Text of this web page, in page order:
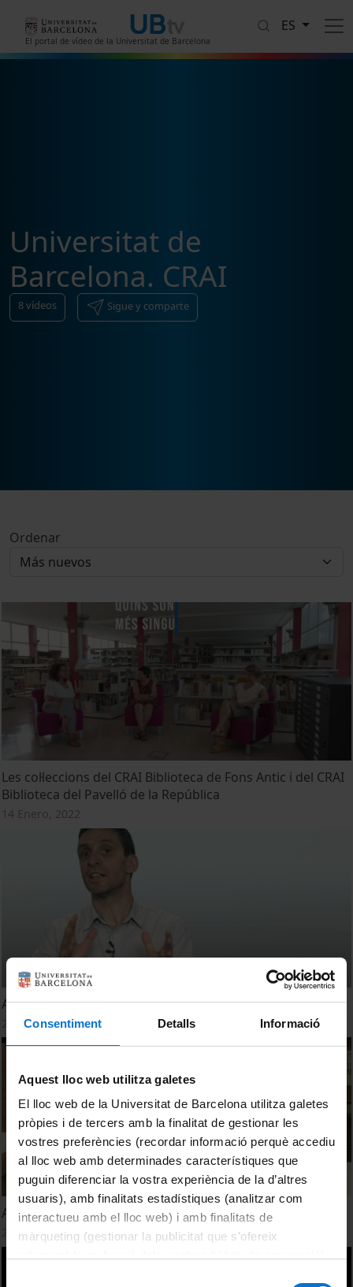
Consentiment Detalls Informació
Aquest lloc web utilitza galetes
El lloc web de la Universitat de Barcelona utilitza galetes
pròpies i de tercers amb la finalitat de gestionar les
vostres preferències (recordar informació perquè accediu
al lloc web amb determinades característiques que
puguin diferenciar la vostra experiència de la d’altres
usuaris), amb finalitats estadístiques (analitzar com
interactueu amb el lloc web) i amb finalitats de
màrqueting (gestionar la publicitat que s’ofereix
El portal de vídeo de la Universitat de Barcelona
ES
Universitat de
Barcelona. CRAI
8vídeos Sigue y comparte
Ordenar
Les col·leccions del CRAI Biblioteca de Fons Antic i del CRAI
Biblioteca del Pavelló de la República
14 Enero, 2022
Accés obert
25 Enero, 2017
Apadrina un document del Fons Històric del CRAI de la UB
24 Enero, 2014